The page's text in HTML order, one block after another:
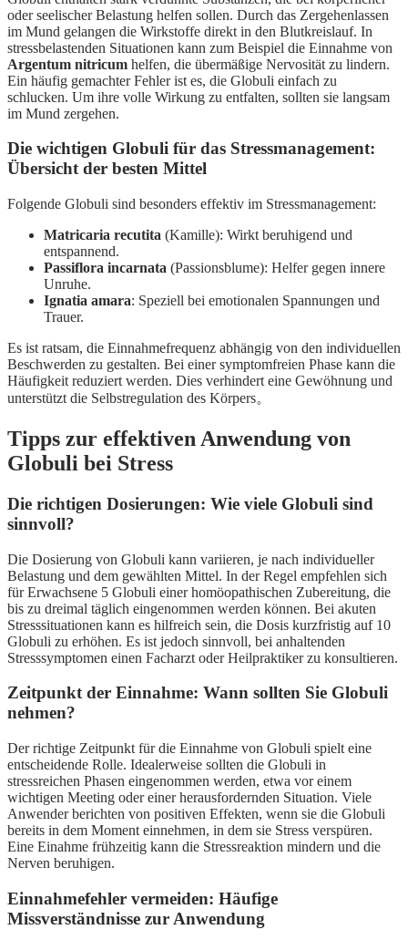
oder seelischer Belastung helfen sollen. Durch das Zergehenlassen
im Mund gelangen die Wirkstoffe direkt in den Blutkreislauf. In
stressbelastenden Situationen kann zum Beispiel die Einnahme von
Argentum nitricum helfen, die übermäßige Nervosität zu lindern.
Ein häufig gemachter Fehler ist es, die Globuli einfach zu
schlucken. Um ihre volle Wirkung zu entfalten, sollten sie langsam
im Mund zergehen.
Die wichtigen Globuli für das Stressmanagement:
Übersicht der besten Mittel
Folgende Globuli sind besonders effektiv im Stressmanagement:
Matricaria recutita (Kamille): Wirkt beruhigend und
entspannend.
Passiflora incarnata (Passionsblume): Helfer gegen innere
Unruhe.
Ignatia amara: Speziell bei emotionalen Spannungen und
Trauer.
Es ist ratsam, die Einnahmefrequenz abhängig von den individuellen
Beschwerden zu gestalten. Bei einer symptomfreien Phase kann die
Häufigkeit reduziert werden. Dies verhindert eine Gewöhnung und
unterstützt die Selbstregulation des Körpers。
Tipps zur effektiven Anwendung von
Globuli bei Stress
Die richtigen Dosierungen: Wie viele Globuli sind
sinnvoll?
Die Dosierung von Globuli kann variieren, je nach individueller
Belastung und dem gewählten Mittel. In der Regel empfehlen sich
für Erwachsene 5 Globuli einer homöopathischen Zubereitung, die
bis zu dreimal täglich eingenommen werden können. Bei akuten
Stresssituationen kann es hilfreich sein, die Dosis kurzfristig auf 10
Globuli zu erhöhen. Es ist jedoch sinnvoll, bei anhaltenden
Stresssymptomen einen Facharzt oder Heilpraktiker zu konsultieren.
Zeitpunkt der Einnahme: Wann sollten Sie Globuli
nehmen?
Der richtige Zeitpunkt für die Einnahme von Globuli spielt eine
entscheidende Rolle. Idealerweise sollten die Globuli in
stressreichen Phasen eingenommen werden, etwa vor einem
wichtigen Meeting oder einer herausfordernden Situation. Viele
Anwender berichten von positiven Effekten, wenn sie die Globuli
bereits in dem Moment einnehmen, in dem sie Stress verspüren.
Eine Einahme frühzeitig kann die Stressreaktion mindern und die
Nerven beruhigen.
Einnahmefehler vermeiden: Häufige
Missverständnisse zur Anwendung